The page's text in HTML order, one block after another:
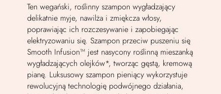
Ten wegański, roślinny szampon wygładzający
delikatnie myje, nawilża i zmiękcza włosy,
poprawiając ich rozczesywanie i zapobiegając
elektryzowaniu się. Szampon przeciw puszeniu się
Smooth Infusion™ jest nasycony roślinną mieszanką
wygładzających olejków*, tworząc gęstą, kremową
pianę. Luksusowy szampon pieniący wykorzystuje
rewolucyjną technologię podwójnego działania,